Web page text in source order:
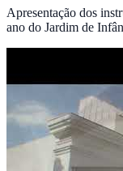
Apresentação dos
ano do Jardim de